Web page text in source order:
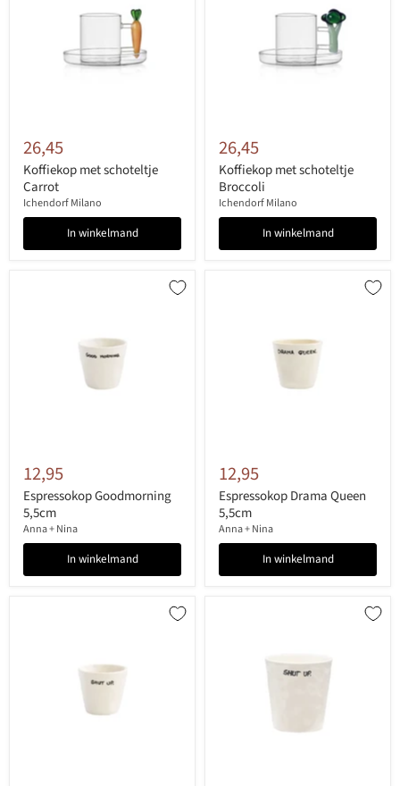
26,45
Koffiekop met schoteltje
Carrot
Ichendorf Milano
In winkelmand
26,45
Koffiekop met schoteltje
Broccoli
Ichendorf Milano
In winkelmand
12,95
Espressokop Goodmorning
5,5cm
Anna + Nina
In winkelmand
12,95
Espressokop Drama Queen
5,5cm
Anna + Nina
In winkelmand